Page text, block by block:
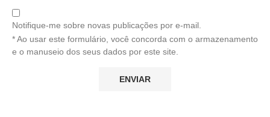
Notifique-me sobre novas publicações por e-mail.
* Ao usar este formulário, você concorda com o armazenamento
e o manuseio dos seus dados por este site.